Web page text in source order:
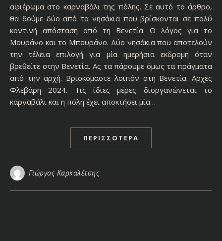
αφιέρωμα στο καρναβάλι της πόλης. Σε αυτό το άρθρο,
θα δούμε δύο από τα νησάκια που βρίσκονται σε πολύ
κοντινή απόσταση από τη Βενετία. Ο λόγος για το
Μουράνο και το Μπουράνο. Δύο νησάκια που αποτελούν
την τέλεια επιλογή για μία ημερήσια εκδρομή όταν
βρεθείτε στην Βενετία. Ας τα πάρουμε όμως τα πράγματα
από την αρχή. Βρισκόμαστε λοιπόν στη Βενετία. Αρχές
Φλεβάρη 2024. Τις ίδιες μέρες διοργανώνεται το
καρναβάλι και η πόλη έχει αποκτήσει μία…
ΠΕΡΙΣΣΌΤΕΡΑ
Γιώργος Καρκαλέτσης